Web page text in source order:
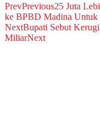
PrevPrevious25 Juta
ke BPBD Madina Untuk
NextBupati Sebut
MiliarNext